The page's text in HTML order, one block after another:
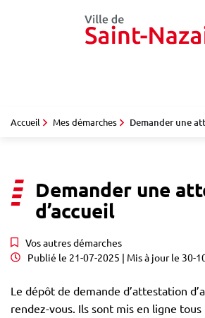
Accueil Mes démarches Demander une
Demander une
d’accueil
Vos autres démarches
Publié le 21-07-2025 | Mis à jour le 30-
Le dépôt de demande d’attestation
rendez-vous. Ils sont mis en ligne